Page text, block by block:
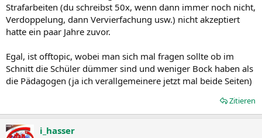
Strafarbeiten (du schreibst 50x, wenn dann immer noch nicht,
Verdoppelung, dann Vervierfachung usw.) nicht akzeptiert
hatte ein paar Jahre zuvor.
Egal, ist offtopic, wobei man sich mal fragen sollte ob im
Schnitt die Schüler dümmer sind und weniger Bock haben als
die Pädagogen (ja ich verallgemeinere jetzt mal beide Seiten)
Zitieren
i_hasser